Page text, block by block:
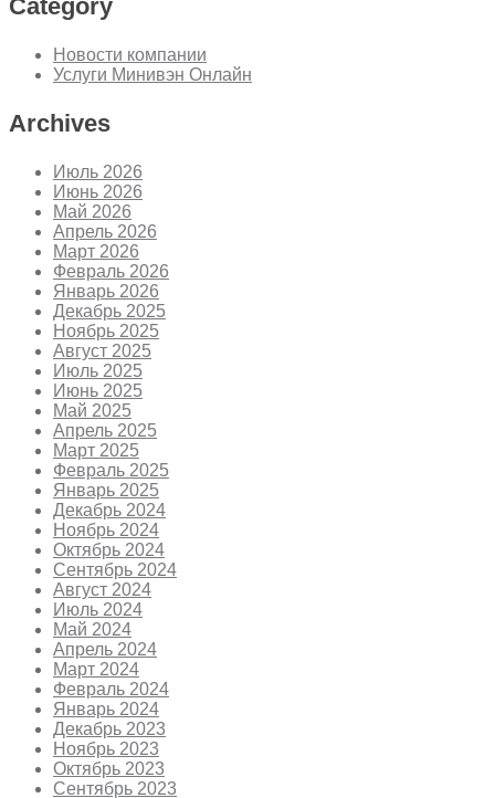
Category
Новости компании
Услуги Минивэн Онлайн
Archives
Июль 2026
Июнь 2026
Май 2026
Апрель 2026
Март 2026
Февраль 2026
Январь 2026
Декабрь 2025
Ноябрь 2025
Август 2025
Июль 2025
Июнь 2025
Май 2025
Апрель 2025
Март 2025
Февраль 2025
Январь 2025
Декабрь 2024
Ноябрь 2024
Октябрь 2024
Сентябрь 2024
Август 2024
Июль 2024
Май 2024
Апрель 2024
Март 2024
Февраль 2024
Январь 2024
Декабрь 2023
Ноябрь 2023
Октябрь 2023
Сентябрь 2023